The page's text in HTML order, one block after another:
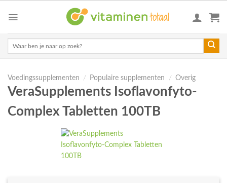
Voedingssupplementen / Populaire supplementen / Overig
VeraSupplements Isoflavonfyto-
Complex Tabletten 100TB